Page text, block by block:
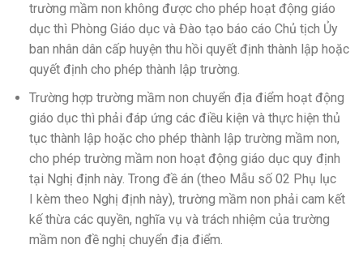
trường mầm non không được cho phép hoạt động giáo
dục thì Phòng Giáo dục và Đào tạo báo cáo Chủ tịch Ủy
ban nhân dân cấp huyện thu hồi quyết định thành lập hoặc
quyết định cho phép thành lập trường.
Trường hợp trường mầm non chuyển địa điểm hoạt động
giáo dục thì phải đáp ứng các điều kiện và thực hiện thủ
tục thành lập hoặc cho phép thành lập trường mầm non,
cho phép trường mầm non hoạt động giáo dục quy định
tại Nghị định này. Trong đề án (theo Mẫu số 02 Phụ lục
I kèm theo Nghị định này), trường mầm non phải cam kết
kế thừa các quyền, nghĩa vụ và trách nhiệm của trường
mầm non đề nghị chuyển địa điểm.